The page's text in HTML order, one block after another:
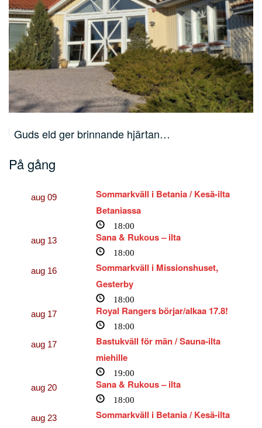
Guds eld ger brinnande hjärtan…
På gång
aug 09
Sommarkväll i Betania / Kesä-ilta
Betaniassa
18:00
aug 13 Sana & Rukous – ilta
18:00
aug 16
Sommarkväll i Missionshuset,
Gesterby
18:00
aug 17 Royal Rangers börjar/alkaa 17.8!
18:00
aug 17
Bastukväll för män / Sauna-ilta
miehille
19:00
aug 20 Sana & Rukous – ilta
18:00
aug 23
Sommarkväll i Betania / Kesä-ilta